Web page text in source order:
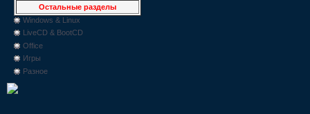
Остальные разделы
Windows & Linux
LiveCD & BootCD
Office
Игры
Разное